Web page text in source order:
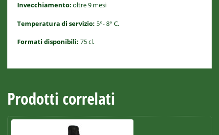
Invecchiamento: oltre 9 mesi
Temperatura di servizio: 5°- 8° C.
Formati disponibili: 75 cl.
Prodotti correlati